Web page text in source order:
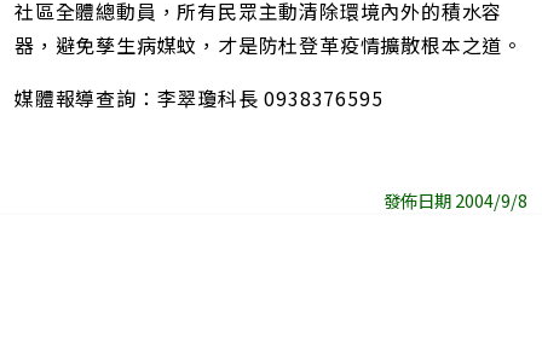
社區全體總動員，所有民眾主動清除環境內外的積水容
器，避免孳生病媒蚊，才是防杜登革疫情擴散根本之道。
媒體報導查詢：李翠瓊科長 0938376595
發佈日期 2004/9/8